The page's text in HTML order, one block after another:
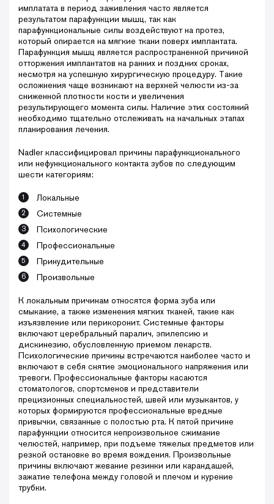
имплатата в период заживления часто является
результатом парафункции мышц, так как
парафункциональные силы воздействуют на протез,
который опирается на мягкие ткани поверх имплантата.
Парафункция мышц является распространенной причиной
отторжения имплантатов на ранних и поздних сроках,
несмотря на успешную хирургическую процедуру. Такие
осложнения чаще возникают на верхней челюсти из-за
сниженной плотности кости и увеличения
результирующего момента силы. Наличие этих состояний
необходимо тщательно отслеживать на начальных этапах
планирования лечения.
Nadler классифицировал причины парафункционального
или нефункционального контакта зубов по следующим
шести категориям:
Локальные
Системные
Психологические
Профессиональные
Принудительные
Произвольные
К локальным причинам относятся форма зуба или
смыкание, а также изменения мягких тканей, такие как
изъязвление или перикоронит. Системные факторы
включают церебральный паралич, эпилепсию и
дискинезию, обусловленную приемом лекарств.
Психологические причины встречаются наиболее часто и
включают в себя снятие эмоционального напряжения или
тревоги. Профессиональные факторы касаются
стоматологов, спортсменов и представители
прецизионных специальностей, швей или музыкантов, у
которых формируются профессиональные вредные
привычки, связанные с полостью рта. К пятой причине
парафункции относится непроизвольное сжимание
челюстей, например, при подъеме тяжелых предметов или
резкой остановке во время вождения. Произвольные
причины включают жевание резинки или карандашей,
зажатие телефона между головой и плечом и курение
трубки.